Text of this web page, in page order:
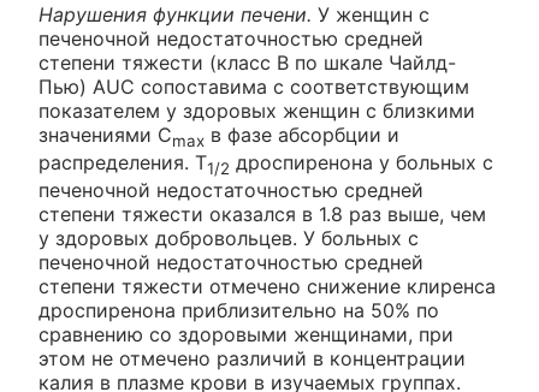
Нарушения функции печени. У женщин с
печеночной недостаточностью средней
степени тяжести (класс B по шкале Чайлд-
Пью) AUC сопоставима с соответствующим
показателем у здоровых женщин с близкими
значениями Cmax в фазе абсорбции и
распределения. Т1/2 дроспиренона у больных с
печеночной недостаточностью средней
степени тяжести оказался в 1.8 раз выше, чем
у здоровых добровольцев. У больных с
печеночной недостаточностью средней
степени тяжести отмечено снижение клиренса
дроспиренона приблизительно на 50% по
сравнению со здоровыми женщинами, при
этом не отмечено различий в концентрации
калия в плазме крови в изучаемых группах.